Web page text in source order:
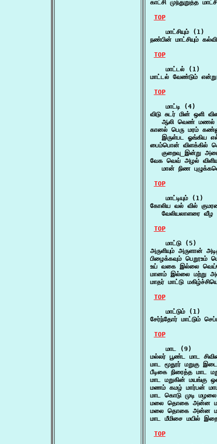
காட்சி முந்துறுத்த
TOP
    மாட்சியும் (1)
நண்பின் மாட்சியும்
TOP
    மாட்டல் (1)
மாட்டல் வேண்டும்
TOP
    மாட்டி (4)
விடு சுடர் மின் ஒளி
ஆலி வெண் மணல்
கானல் பெரு மரம்
இருள்பட ஓங்கிய
பைம்பொன் விளக்கில்
குறைவு_இன்று
வேக வெவ் அழல் விளிய
மான் நிண
TOP
    மாட்டியும் (1)
கோலிய வல் வில்
வேலியலாளரை வீழ
TOP
    மாட்டு (5)
அருளியும் அருளான்
பிழைக்கவும்
உய் வகை இல்லை
மானம் இல்லை மற்று
மாதர் மாட்டு
TOP
    மாட்டும் (1)
சேர்ந்தோர் மாட்டும்
TOP
    மாட (9)
மல்லர் பூண்ட மாட
மாட மூதூர் மறுகு
பீடிகை நிரைத்த மாட
மாட மறுகின் மயங்கு
மணம் கமழ் மார்பன்
மாட கொடு முடி
மலை தொகை அன்ன
மலை தொகை அன்ன
மாட மீமிசை மயில்
TOP